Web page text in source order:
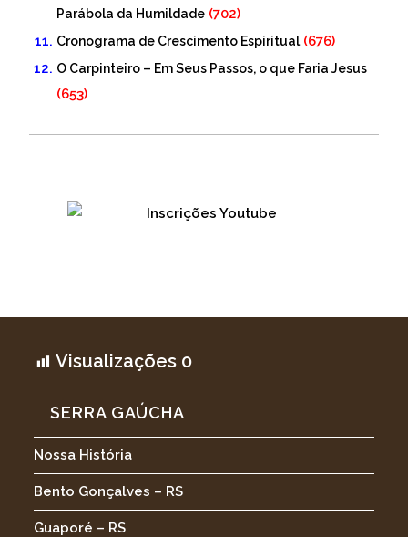
Parábola da Humildade (702)
Cronograma de Crescimento Espiritual (676)
O Carpinteiro – Em Seus Passos, o que Faria Jesus
(653)
Visualizações 0
SERRA GAÚCHA
Nossa História
Bento Gonçalves – RS
Guaporé – RS